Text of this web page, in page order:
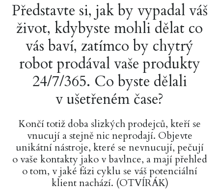
Představte si, jak by vypadal váš
život, kdybyste mohli dělat co
vás baví, zatímco by chytrý
robot prodával vaše produkty
24/7/365. Co byste dělali
v ušetřeném čase?
Končí totiž doba slizkých prodejců, kteří se
vnucují a stejně nic neprodají. Objevte
unikátní nástroje, které se nevnucují, pečují
o vaše kontakty jako v bavlnce, a mají přehled
o tom, v jaké fázi cyklu se váš potenciální
klient nachází. (OTVÍRÁK)